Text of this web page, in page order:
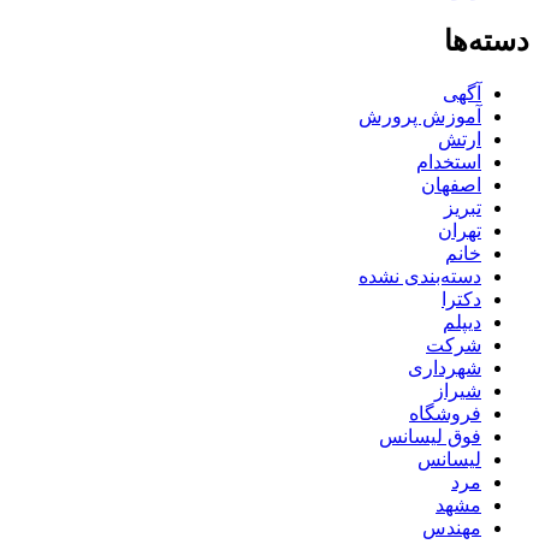
دسته‌ها
آگهی
آموزش پرورش
ارتش
استخدام
اصفهان
تبریز
تهران
خانم
دسته‌بندی نشده
دکترا
دیپلم
شرکت
شهرداری
شیراز
فروشگاه
فوق لیسانس
لیسانس
مرد
مشهد
مهندس